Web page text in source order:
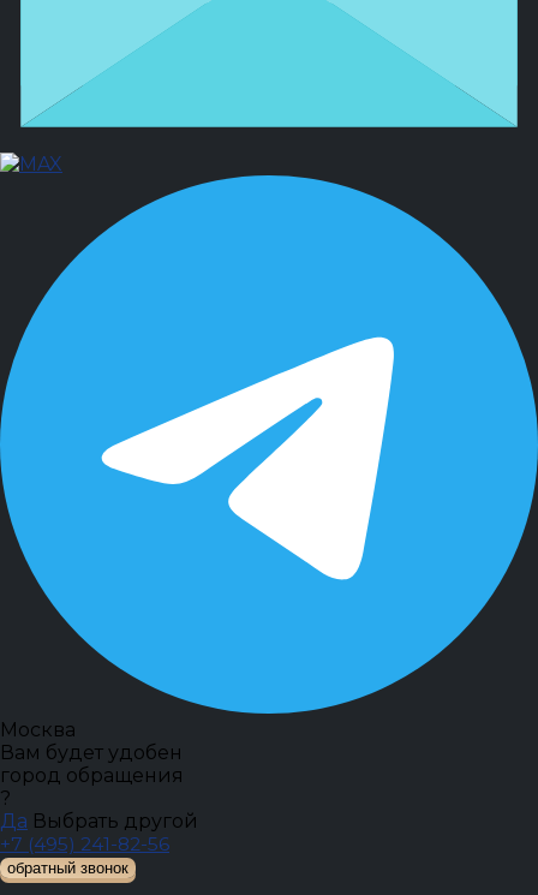
Москва
Вам будет удобен
город обращения
?
Да Выбрать другой
+7 (495) 241-82-56
обратный звонок
Защита в суде
Участникам СВО
Споры с маркетплейсами
Санкционное право
О нас
Отзывы
Контакты